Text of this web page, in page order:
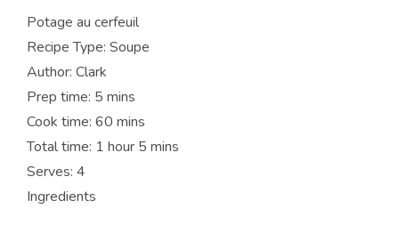
Potage au cerfeuil
Recipe Type: Soupe
Author: Clark
Prep time: 5 mins
Cook time: 60 mins
Total time: 1 hour 5 mins
Serves: 4
Ingredients